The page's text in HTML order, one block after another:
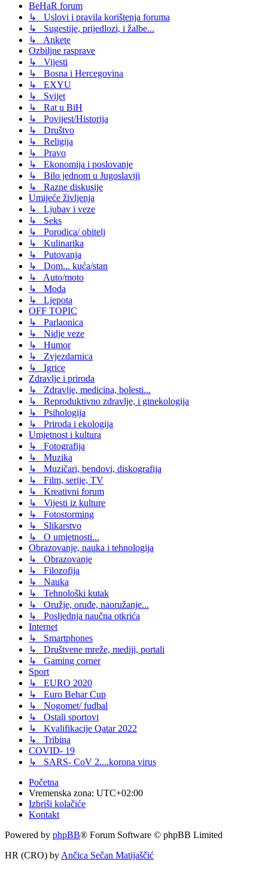
BeHaR forum
↳ Uslovi i pravila korištenja foruma
↳ Sugestije, prijedlozi, i žalbe...
↳ Ankete
Ozbiljne rasprave
↳ Vijesti
↳ Bosna i Hercegovina
↳ EXYU
↳ Svijet
↳ Rat u BiH
↳ Povijest/Historija
↳ Društvo
↳ Religija
↳ Pravo
↳ Ekonomija i poslovanje
↳ Bilo jednom u Jugoslaviji
↳ Razne diskusije
Umijeće življenja
↳ Ljubav i veze
↳ Seks
↳ Porodica/ obitelj
↳ Kulinarika
↳ Putovanja
↳ Dom... kuća/stan
↳ Auto/moto
↳ Moda
↳ Ljepota
OFF TOPIC
↳ Parlaonica
↳ Nidje veze
↳ Humor
↳ Zvjezdarnica
↳ Igrice
Zdravlje i priroda
↳ Zdravlje, medicina, bolesti...
↳ Reproduktivno zdravlje, i ginekologija
↳ Psihologija
↳ Priroda i ekologija
Umjetnost i kultura
↳ Fotografija
↳ Muzika
↳ Muzičari, bendovi, diskografija
↳ Film, serije, TV
↳ Kreativni forum
↳ Vijesti iz kulture
↳ Fotostorming
↳ Slikarstvo
↳ O umjetnosti...
Obrazovanje, nauka i tehnologija
↳ Obrazovanje
↳ Filozofija
↳ Nauka
↳ Tehnološki kutak
↳ Oružje, oruđe, naoružanje...
↳ Posljednja naučna otkrića
Internet
↳ Smartphones
↳ Društvene mreže, mediji, portali
↳ Gaming corner
Sport
↳ EURO 2020
↳ Euro Behar Cup
↳ Nogomet/ fudbal
↳ Ostali sportovi
↳ Kvalifikacije Qatar 2022
↳ Tribina
COVID- 19
↳ SARS- CoV 2....korona virus
Početna
Vremenska zona: UTC+02:00
Izbriši kolačiće
Kontakt
Powered by phpBB® Forum Software © phpBB Limited
HR (CRO) by Ančica Sečan Matijaščić